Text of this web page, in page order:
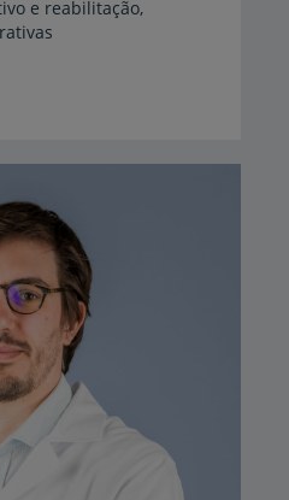
e reabilitação,